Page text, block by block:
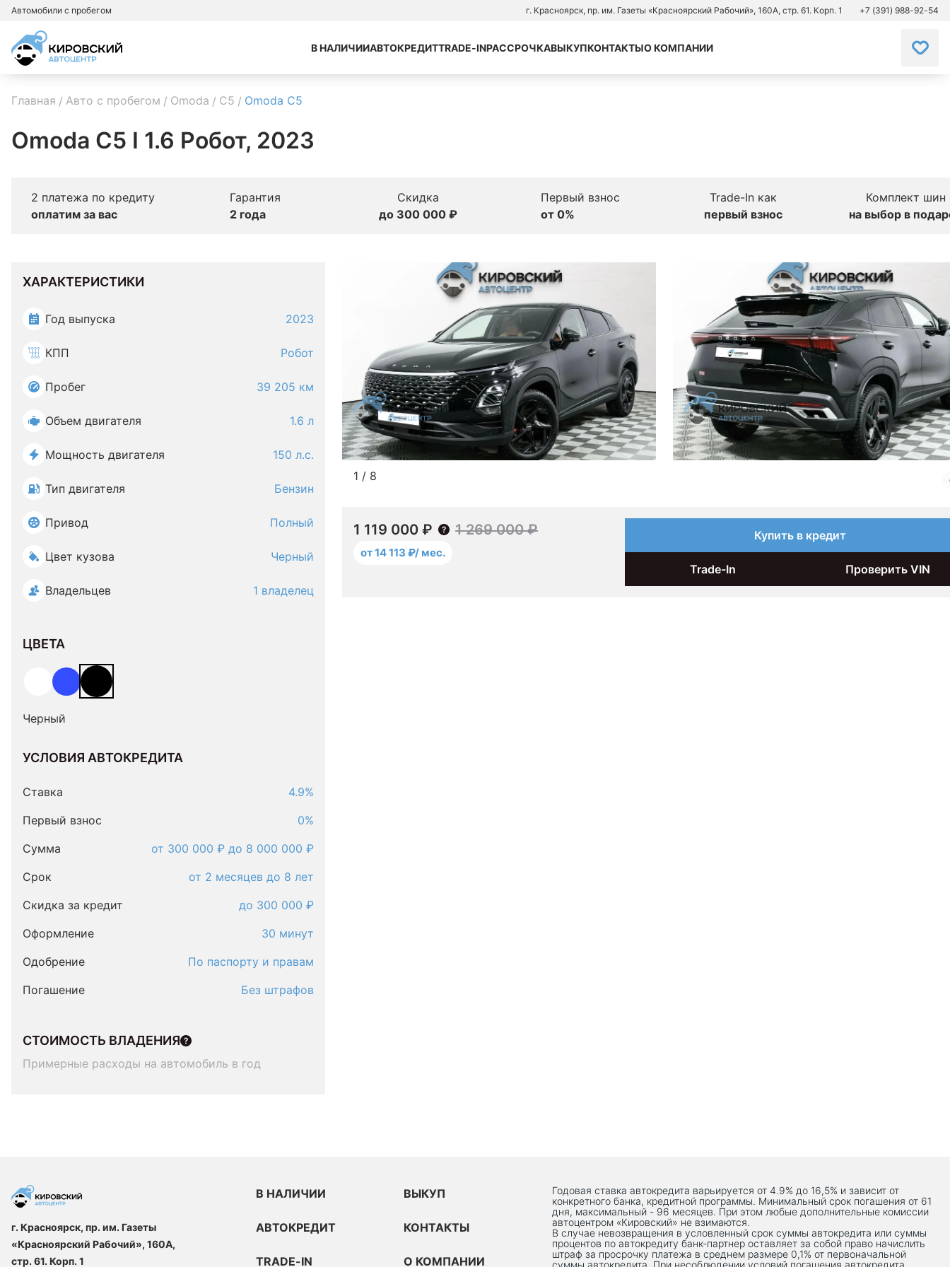
Автомобили с пробегом г. Красноярск, пр. им. Газеты «Красноярский Рабочий», 160А, стр. 61. Корп. 1 +7 (391) 988-92-54
В НАЛИЧИИАВТОКРЕДИТTRADE-INРАССРОЧКАВЫКУПКОНТАКТЫО КОМПАНИИ
Главная Авто с пробегом Omoda C5 Omoda C5
Omoda C5 I 1.6 Робот, 2023
2 платежа по кредиту
оплатим за вас
Гарантия
2 года
Скидка
до 300 000 ₽
Первый взнос
от 0%
Trade-In как
первый взнос
Комплект шин
на выбор в
ХАРАКТЕРИСТИКИ
Год выпуска 2023
КПП Робот
Пробег 39 205 км
Объем двигателя 1.6 л
Мощность двигателя 150 л.с.
Тип двигателя Бензин
Привод Полный
Цвет кузова Черный
Владельцев 1 владелец
ЦВЕТА
Черный
УСЛОВИЯ АВТОКРЕДИТА
Ставка
4.9%
Первый взнос
0%
Сумма
от 300 000 ₽ до 8 000 000 ₽
Срок
от 2 месяцев до 8 лет
Скидка за кредит
до 300 000 ₽
Оформление
30 минут
Одобрение
По паспорту и правам
Погашение
Без штрафов
СТОИМОСТЬ ВЛАДЕНИЯ
Примерные расходы на автомобиль в год
1 / 8
1 119 000 ₽ 1 269 000 ₽
от 14 113 ₽/ мес.
Купить в кредит
Trade-In Проверить VIN
г. Красноярск, пр. им. Газеты
«Красноярский Рабочий», 160А,
стр. 61. Корп. 1
В НАЛИЧИИ
АВТОКРЕДИТ
TRADE-IN
ВЫКУП
КОНТАКТЫ
О КОМПАНИИ
Годовая ставка автокредита варьируется от 4.9% до 16,5% и зависит от
конкретного банка, кредитной программы. Минимальный срок погашения от 61
дня, максимальный - 96 месяцев. При этом любые дополнительные комиссии
автоцентром «Кировский» не взимаются.
В случае невозвращения в условленный срок суммы автокредита или суммы
процентов по автокредиту банк-партнер оставляет за собой право начислить
штраф за просрочку платежа в среднем размере 0,1% от первоначальной
суммы автокредита. При несоблюдении условий погашения автокредита